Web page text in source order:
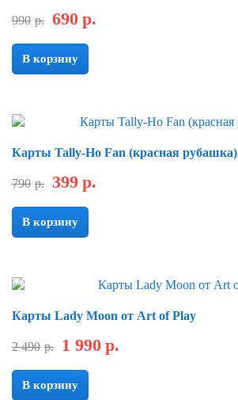
990 р. 690 р.
В корзину
Скидка
Карты Tally-Ho Fan (красная рубашка)
790 р. 399 р.
В корзину
Скидка
Карты Lady Moon от Art of Play
2 490 р. 1 990 р.
В корзину